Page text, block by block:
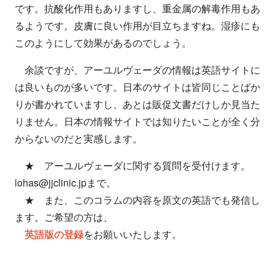
です。抗酸化作用もありますし、重金属の解毒作用もあ
るようです。皮膚に良い作用が目立ちますね。湿疹にも
このようにして効果があるのでしょう。
余談ですが、アーユルヴェーダの情報は英語サイトに
は良いものが多いです。日本のサイトは皆同じことばか
りが書かれていますし、あとは販促文書だけしか見当た
りません。日本の情報サイトでは知りたいことが全く分
からないのだと実感します。
★ アーユルヴェーダに関する質問を受付けます。
lohas@jjclinic.jpまで。
★ また、このコラムの内容を原文の英語でも発信し
ます。ご希望の方は、
英語版の登録をお願いいたします。